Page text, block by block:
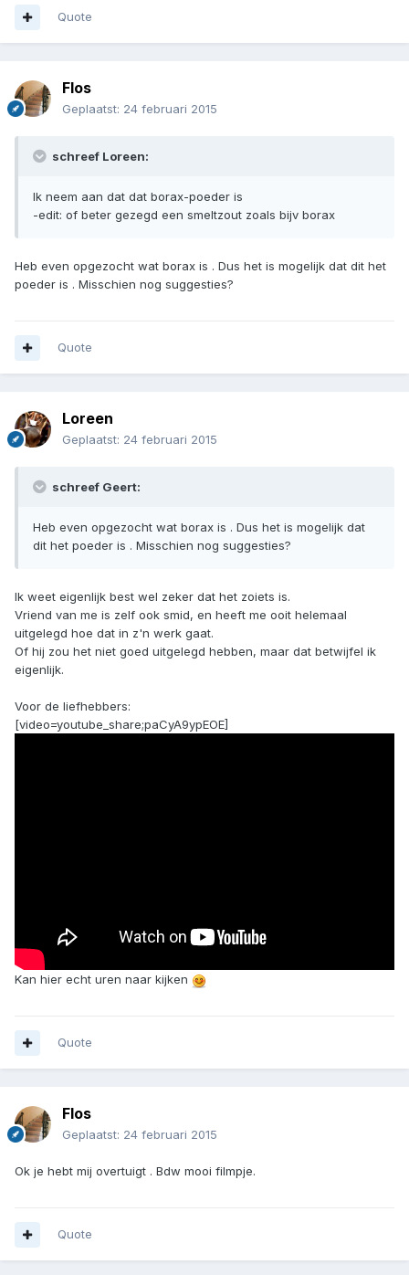
Quote
Flos
Geplaatst: 24 februari 2015
schreef Loreen:
Ik neem aan dat dat borax-poeder is
-edit: of beter gezegd een smeltzout zoals bijv borax
Heb even opgezocht wat borax is . Dus het is mogelijk dat dit het
poeder is . Misschien nog suggesties?
Quote
Loreen
Geplaatst: 24 februari 2015
schreef Geert:
Heb even opgezocht wat borax is . Dus het is mogelijk dat
dit het poeder is . Misschien nog suggesties?
Ik weet eigenlijk best wel zeker dat het zoiets is.
Vriend van me is zelf ook smid, en heeft me ooit helemaal
uitgelegd hoe dat in z'n werk gaat.
Of hij zou het niet goed uitgelegd hebben, maar dat betwijfel ik
eigenlijk.
Voor de liefhebbers:
[video=youtube_share;paCyA9ypEOE]
Kan hier echt uren naar kijken
Quote
Flos
Geplaatst: 24 februari 2015
Ok je hebt mij overtuigt . Bdw mooi filmpje.
Quote